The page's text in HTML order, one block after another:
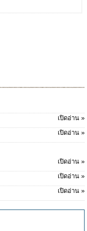
เปิดอ่าน »
เปิดอ่าน »
เปิดอ่าน »
เปิดอ่าน »
เปิดอ่าน »